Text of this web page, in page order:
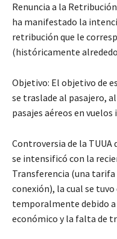
Renuncia a la
ha manifestado la
retribución que le
(históricamente
Objetivo: El objetivo de
se traslade al pasajero,
pasajes aéreos en
Controversia de la TUUA
se intensificó con la
Transferencia (una
conexión), la cual se
temporalmente debido
económico y la falta de